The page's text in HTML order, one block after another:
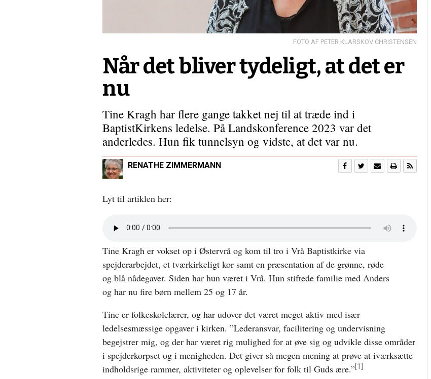
PETER KLARSKOV CHRISTENSEN
Når det bliver tydeligt, at det er
nu
Tine Kragh har flere gange takket nej til at træde ind i
BaptistKirkens ledelse. På Landskonference 2023 var det
anderledes. Hun fik tunnelsyn og vidste, at det var nu.
RENATHE ZIMMERMANN
Lyt til artiklen her:
nyt
vindue
Tine Kragh er vokset op i Østervrå og kom til tro i Vrå Baptistkirke via
spejderarbejdet, et tværkirkeligt kor samt en præsentation af de grønne, røde
og blå nådegaver. Siden har hun været i Vrå. Hun stiftede familie med Anders
og har nu fire børn mellem 25 og 17 år.
Tine er folkeskolelærer, og har udover det været meget aktiv med især
ledelsesmæssige opgaver i kirken. ”Lederansvar, facilitering og undervisning
begejstrer mig, og der har været rig mulighed for at øve sig og udvikle disse områder
i spejderkorpset og i menigheden. Det giver så megen mening at prøve at iværksætte
indholdsrige rammer, aktiviteter og oplevelser for folk til Guds ære.” [1]